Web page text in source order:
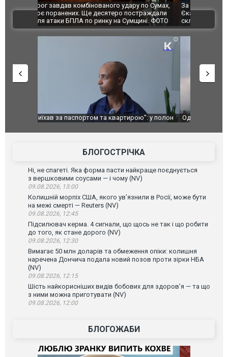
За 2000 кілометрів від кордону з Україною: в
Єкатеринбурзі після атаки дронів загорівся
склад Wildberries. ФОТО. ВІДЕО
"Мої
ВІДЕО
Одесу накрила потужна злива з градом та
Вже
БЛОГОСТРІЧКА
Ні, не спагеті. Яка форма пасти найкраще поєднується
з вершковими соусами — і чому (NV)
09.08.2026, 13:00
Колишній морпіх США, якого ув’язнили в Росії, може бути
на межі смерті — Reuters (NV)
09.08.2026, 12:45
Підсилювач керма. 4 сигнали, що щось не так і що робити
до того, як стане дорого (NV)
09.08.2026, 12:30
Вимагає 50 млн доларів та обмеження опіки: колишня
наречена Дончича подала новий позов проти зірки НБА
(NV)
09.08.2026, 12:15
Шість найкорисніших видів бобових для здоров’я — та що
з ними можна приготувати (NV)
09.08.2026, 12:00
БЛОГОЖАБИ